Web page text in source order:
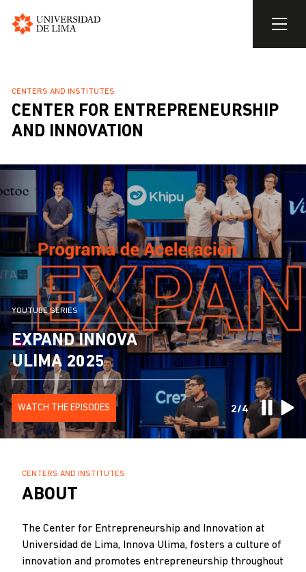
main
content
BREADCRUMB
CENTERS AND INSTITUTES
CENTER FOR ENTREPRENEURSHIP
AND INNOVATION
2/4
PROGRAM
MENTORSHIP
SIGN UP HERE
YOUTUBE SERIES
EXPAND INNOVA
ULIMA 2025
WATCH THE EPISODES
STARTDAY
SIGN UP HERE
JULY 21 | ZUM AUDITORIUM
PERU INNOVATION
SUMMIT
MORE INFORMATION
.BREADCRUMB
CENTERS AND INSTITUTES
ABOUT
The Center for Entrepreneurship and Innovation at
Universidad de Lima, Innova Ulima, fosters a culture of
innovation and promotes entrepreneurship throughout